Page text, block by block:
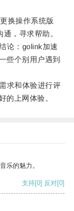
换操作系统版
，寻求帮助。
论：golink加速
些个别用户遇到
求和体验进行评
的上网体验。
乐的魅力。
支持[0] 反对[0]